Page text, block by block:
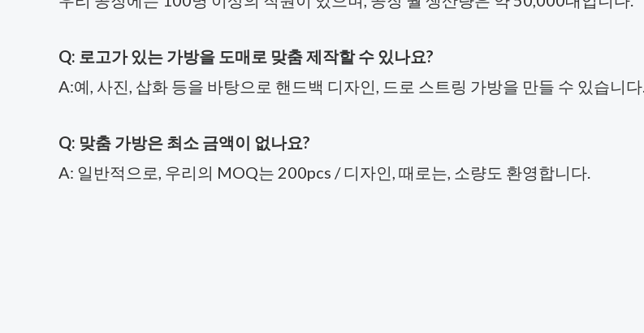
Q: 로고가 있는 가방을 도매로 맞춤 제작할 수 있나요?
A:예, 사진, 삽화 등을 바탕으로 핸드백 디자인, 드로 스트링 가방을 만들 수 있습니
Q: 맞춤 가방은 최소 금액이 없나요?
A: 일반적으로, 우리의 MOQ는 200pcs / 디자인, 때로는, 소량도 환영합니다.